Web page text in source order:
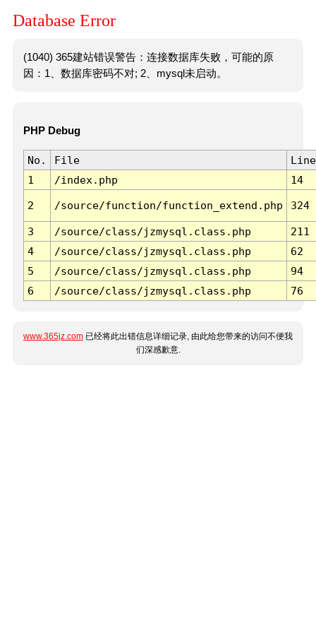
Database Error
(1040) 365建站错误警告：连接数据库失败，可能的原
因：1、数据库密码不对; 2、mysql未启动。
PHP Debug
No. File
Line
1
/index.php 14
2 /source/function/function_extend.php 324
3 /source/class/jzmysql.class.php
211
4
/source/class/jzmysql.class.php
62
5
/source/class/jzmysql.class.php
94
6
/source/class/jzmysql.class.php 76
www.365jz.com 已经将此出错信息详细记录, 由此给您带来的访问不便我
们深感歉意.